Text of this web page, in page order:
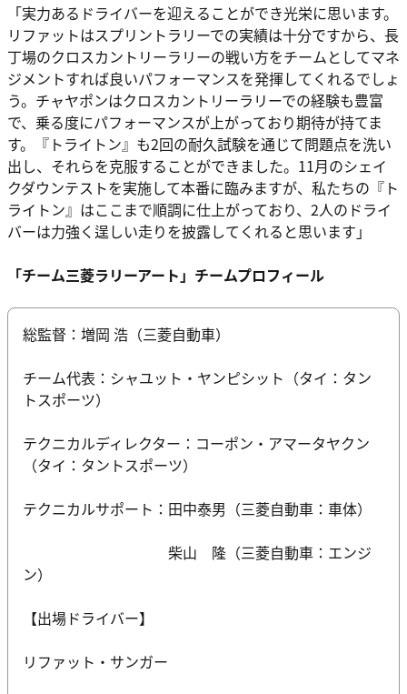
「実力あるドライバーを迎えることができ光栄に思います。
リファットはスプリントラリーでの実績は十分ですから、長
丁場のクロスカントリーラリーの戦い方をチームとしてマネ
ジメントすれば良いパフォーマンスを発揮してくれるでしょ
う。チャヤポンはクロスカントリーラリーでの経験も豊富
で、乗る度にパフォーマンスが上がっており期待が持てま
す。『トライトン』も2回の耐久試験を通じて問題点を洗い
出し、それらを克服することができました。11月のシェイ
クダウンテストを実施して本番に臨みますが、私たちの『ト
ライトン』はここまで順調に仕上がっており、2人のドライ
バーは力強く逞しい走りを披露してくれると思います」
「チーム三菱ラリーアート」チームプロフィール
総監督：増岡 浩（三菱自動車）
チーム代表：シャユット・ヤンピシット（タイ：タン
トスポーツ）
テクニカルディレクター：コーポン・アマータヤクン
（タイ：タントスポーツ）
テクニカルサポート：田中泰男（三菱自動車：車体）
柴山 隆（三菱自動車：エンジ
ン）
【出場ドライバー】
リファット・サンガー